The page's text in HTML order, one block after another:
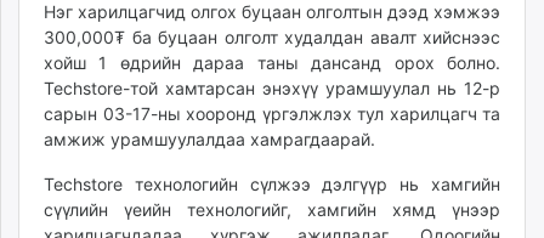
asu.mn
shudarga.mn
shuurhai.mn
unuudur.mn
isee.mn
mglradio.com
fact.mn
Нэг харилцагчид олгох буцаан олголтын дээд хэмжээ
300,000₮ ба буцаан олголт худалдан авалт хийснээс
хойш 1 өдрийн дараа таны дансанд орох болно.
Techstore-той хамтарсан энэхүү урамшуулал нь 12-р
сарын 03-17-ны хооронд үргэлжлэх тул харилцагч та
амжиж урамшуулалдаа хамрагдаарай.
Techstore технологийн сүлжээ дэлгүүр нь хамгийн
сүүлийн үеийн технологийг, хамгийн хямд үнээр